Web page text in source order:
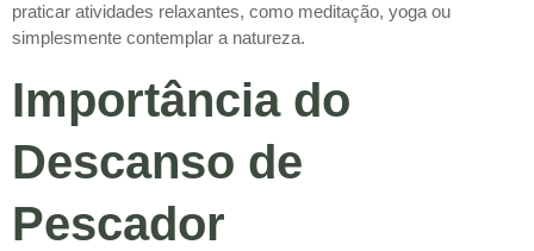
praticar atividades relaxantes, como meditação, yoga ou
simplesmente contemplar a natureza.
Importância do
Descanso de
Pescador